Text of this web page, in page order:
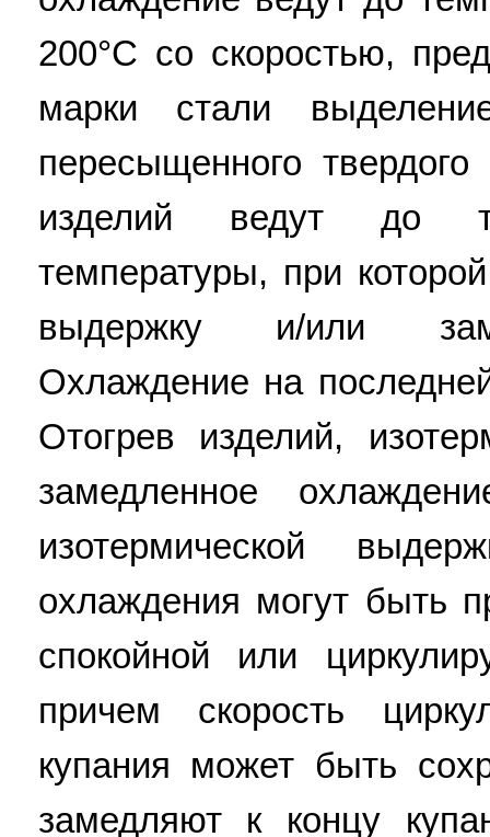
200°С со скоростью,
марки стали
пересыщенного
изделий ведут до
температуры, при
выдержку и/или
Охлаждение на
Отогрев изделий,
замедленное
изотермической
охлаждения могут быть
спокойной или
причем скорость
купания может быть
замедляют к концу